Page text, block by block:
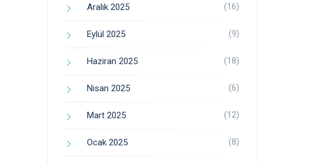
Aralık 2025 (16)
Eylül 2025 (9)
Haziran 2025 (18)
Nisan 2025 (6)
Mart 2025 (12)
Ocak 2025 (8)